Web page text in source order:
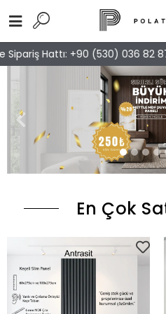
Hattı: +90 (530) 036 82 87
En Çok